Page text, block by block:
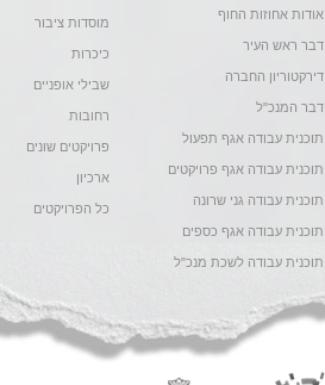
אודות אחוזות החוף
דבר ראש העיר
דירקטוריון החברה
דבר המנכ"ל
תוכנית עבודה אגף תפעול
תוכנית עבודה אגף פרויקטים
תוכנית עבודה גני שרונה
תוכנית עבודה אגף כספים
תוכנית עבודה לשכת מנכ"ל
מוסדות ציבור
כיכרות
שבילי אופניים
רחובות
פרויקטים שונים
ארכיון
כל הפרויקטים